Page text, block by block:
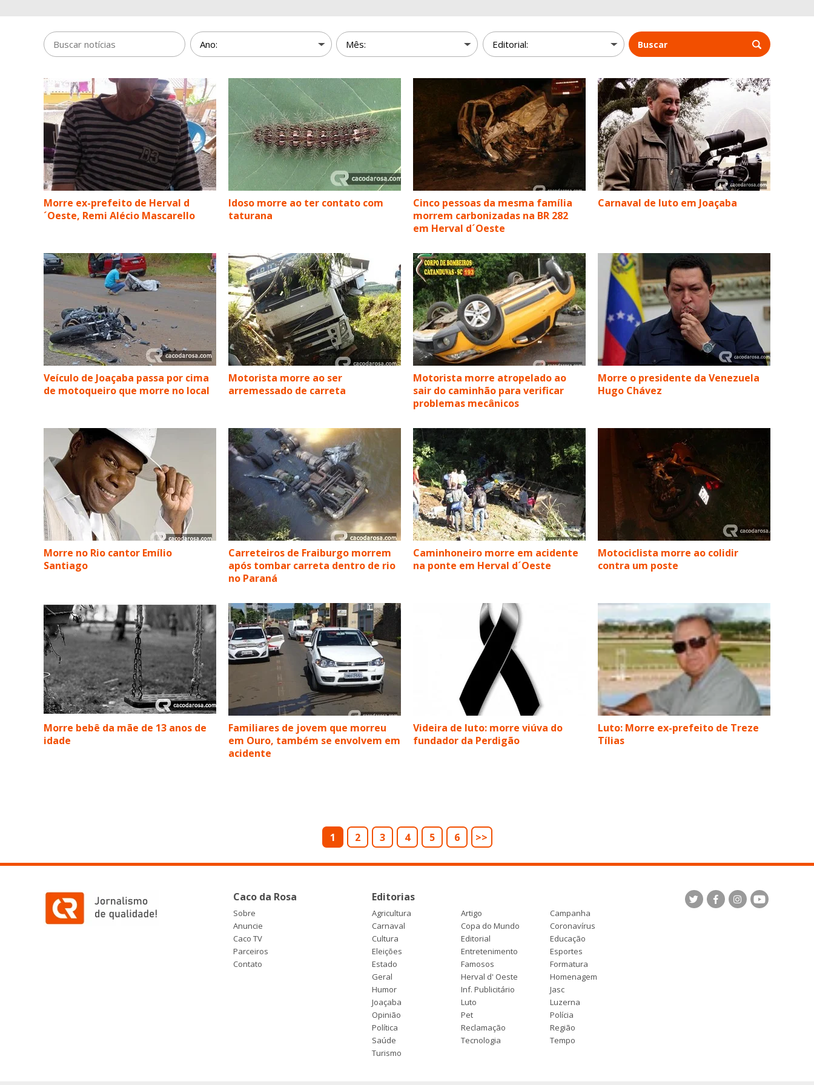
Buscar
Morre ex-prefeito de Herval d
´Oeste, Remi Alécio Mascarello
Idoso morre ao ter contato com
taturana
Cinco pessoas da mesma família
morrem carbonizadas na BR 282
em Herval d´Oeste
Carnaval de luto em Joaçaba
Veículo de Joaçaba passa por cima
de motoqueiro que morre no local
Motorista morre ao ser
arremessado de carreta
Motorista morre atropelado ao
sair do caminhão para verificar
problemas mecânicos
Morre o presidente da Venezuela
Hugo Chávez
Morre no Rio cantor Emílio
Santiago
Carreteiros de Fraiburgo morrem
após tombar carreta dentro de rio
no Paraná
Caminhoneiro morre em acidente
na ponte em Herval d´Oeste
Motociclista morre ao colidir
contra um poste
Morre bebê da mãe de 13 anos de
idade
Familiares de jovem que morreu
em Ouro, também se envolvem em
acidente
Videira de luto: morre viúva do
fundador da Perdigão
Luto: Morre ex-prefeito de Treze
Tílias
1 2 3 4 5 6 >>
Caco da Rosa
Sobre
Anuncie
Caco TV
Parceiros
Contato
Editorias
Agricultura Artigo
Campanha
Carnaval
Copa do Mundo
Coronavírus
Cultura
Editorial
Educação
Eleições
Entretenimento
Esportes
Estado
Famosos
Formatura
Geral
Herval d' Oeste
Homenagem
Humor
Inf. Publicitário
Jasc
Joaçaba
Luto
Luzerna
Opinião
Pet
Polícia
Política
Reclamação
Região
Saúde
Tecnologia
Tempo
Turismo